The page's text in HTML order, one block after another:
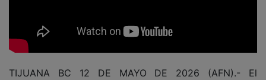
TIJUANA BC 12 DE MAYO DE 2026 (AFN).- El